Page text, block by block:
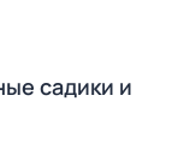
садики и